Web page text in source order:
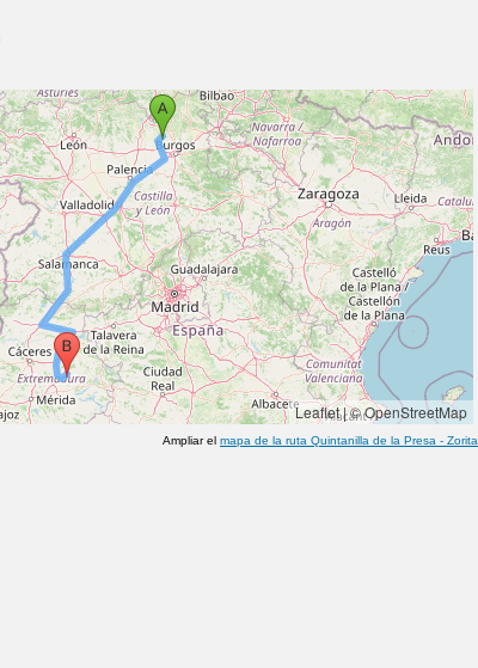
Leaflet|© OpenStreetMap
Ampliar el mapa de la ruta Quintanilla de la Presa - Zorita